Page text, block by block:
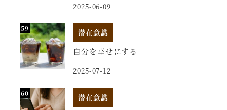
2025-06-09
潜在意識
自分を幸せにする
2025-07-12
潜在意識